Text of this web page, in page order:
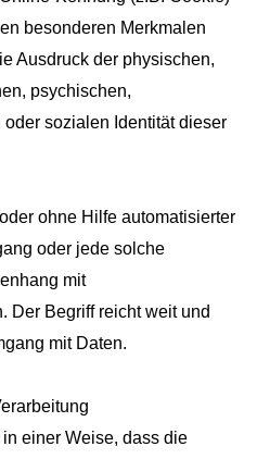
besonderen Merkmalen
Ausdruck der physischen,
psychischen,
sozialen Identität dieser
ohne Hilfe automatisierter
oder jede solche
mit
Der Begriff reicht weit und
mit Daten.
einer Weise, dass die